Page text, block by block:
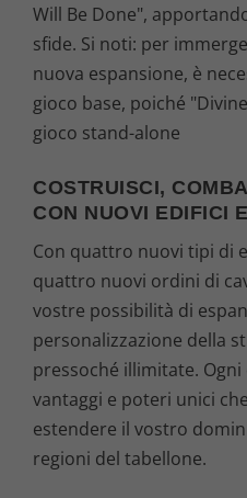
Will Be Done",
sfide. Si noti: per
nuova espansione, è
gioco base, poiché
gioco stand-alone
COSTRUISCI,
CON NUOVI EDIFICI
Con quattro nuovi tipi di
quattro nuovi ordini di
vostre possibilità di
personalizzazione della
pressoché illimitate.
vantaggi e poteri unici
estendere il vostro
regioni del tabellone.